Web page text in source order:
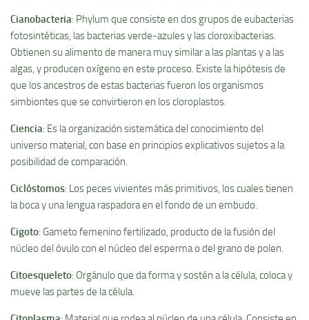
Cianobacteria: Phylum que consiste en dos grupos de eubacterias
fotosintéticas, las bacterias verde-azules y las cloroxibacterias.
Obtienen su alimento de manera muy similar a las plantas y a las
algas, y producen oxí­geno en este proceso. Existe la hipótesis de
que los ancestros de estas bacterias fueron los organismos
simbiontes que se convirtieron en los cloroplastos.
Ciencia: Es la organización sistemática del conocimiento del
universo material, con base en principios explicativos sujetos a la
posibilidad de comparación.
Ciclóstomos: Los peces vivientes más primitivos, los cuales tienen
la boca y una lengua raspadora en el fondo de un embudo.
Cigoto: Gameto femenino fertilizado, producto de la fusión del
núcleo del óvulo con el núcleo del esperma o del grano de polen.
Citoesqueleto: Orgánulo que da forma y sostén a la célula, coloca y
mueve las partes de la célula.